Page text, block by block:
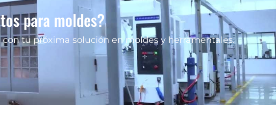
para moldes?
tu próxima solución en moldes y herramentales.